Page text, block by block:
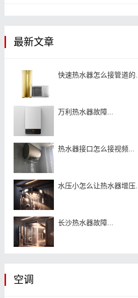
最新文章
快速热水器怎么接管道的...
万利热水器故障...
热水器接口怎么接视频...
水压小怎么让热水器增压...
长沙热水器故障...
空调